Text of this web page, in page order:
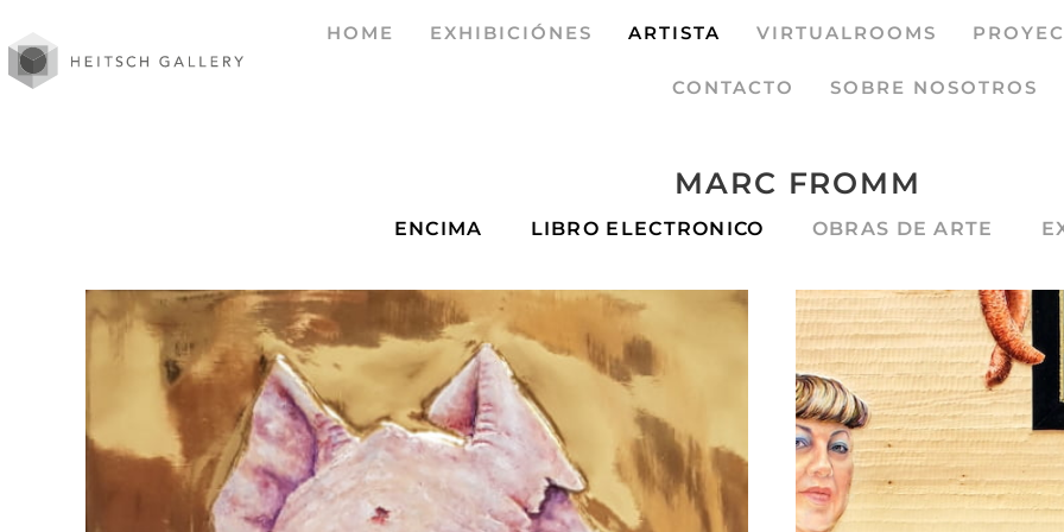
HOME EXHIBICIÓNES ARTISTA VIRTUALROOMS
CONTACTO SOBRE NOSOTROS
MARC FROMM
ENCIMA LIBRO ELECTRONICO OBRAS DE ARTE